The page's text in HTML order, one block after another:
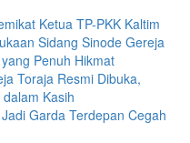
Ketua TP-PKK Kaltim
Sidang Sinode Gereja
Penuh Hikmat
Toraja Resmi Dibuka,
Kasih
Garda Terdepan Cegah